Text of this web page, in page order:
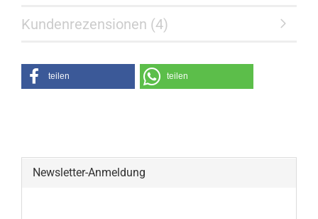
Kundenrezensionen (4)
teilen teilen
Newsletter-Anmeldung